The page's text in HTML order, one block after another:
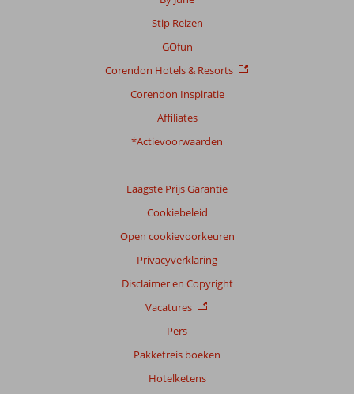
Stip Reizen
GOfun
Corendon Hotels & Resorts
Corendon Inspiratie
Affiliates
*Actievoorwaarden
Laagste Prijs Garantie
Cookiebeleid
Open cookievoorkeuren
Privacyverklaring
Disclaimer en Copyright
Vacatures
Pers
Pakketreis boeken
Hotelketens